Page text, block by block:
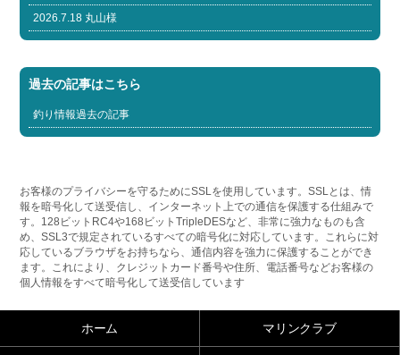
2026.7.18 丸山様
過去の記事はこちら
釣り情報過去の記事
お客様のプライバシーを守るためにSSLを使用しています。SSLとは、情
報を暗号化して送受信し、インターネット上での通信を保護する仕組みで
す。128ビットRC4や168ビットTripleDESなど、非常に強力なものも含
め、SSL3で規定されているすべての暗号化に対応しています。これらに対
応しているブラウザをお持ちなら、通信内容を強力に保護することができ
ます。これにより、クレジットカード番号や住所、電話番号などお客様の
個人情報をすべて暗号化して送受信しています
ホーム マリンクラブ